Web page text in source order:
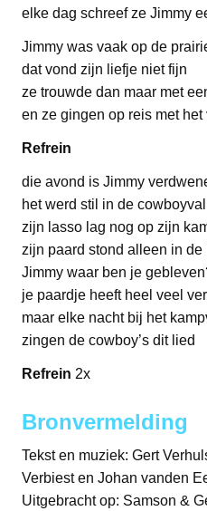
elke dag schreef ze Jimmy
Jimmy was vaak op de
dat vond zijn liefje niet fijn
ze trouwde dan maar met
en ze gingen op reis met het
Refrein
die avond is Jimmy
het werd stil in de
zijn lasso lag nog op zijn
zijn paard stond alleen in de
Jimmy waar ben je
je paardje heeft heel veel
maar elke nacht bij het
zingen de cowboy’s dit lied
Refrein 2x
Bronvermelding
Tekst en muziek: Gert
Verbiest en Johan vanden
Uitgebracht op: Samson &